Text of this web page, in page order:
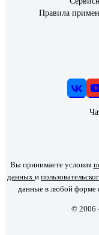
Правила
Вы принимаете условия
данных и
данные в любой форме
© 2006